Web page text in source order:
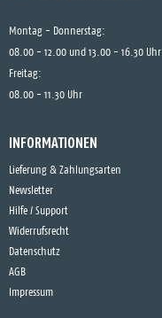
Montag - Donnerstag:
08.00 - 12.00 und 13.00 - 16.30 Uhr
Freitag:
08.00 - 11.30 Uhr
INFORMATIONEN
Lieferung & Zahlungsarten
Newsletter
Hilfe / Support
Widerrufsrecht
Datenschutz
AGB
Impressum